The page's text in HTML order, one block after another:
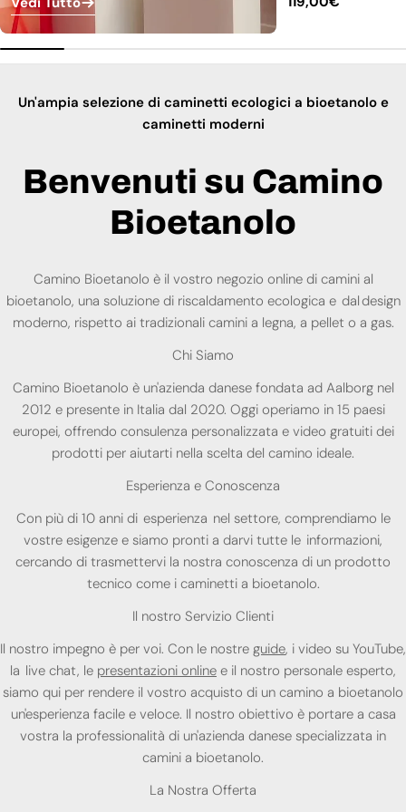
Un'ampia selezione di caminetti ecologici a bioetanolo e
caminetti moderni
Benvenuti su Camino
Bioetanolo
Camino Bioetanolo è il vostro negozio online di camini al
bioetanolo, una soluzione di riscaldamento ecologica e dal design
moderno, rispetto ai tradizionali camini a legna, a pellet o a gas.
Chi Siamo
Camino Bioetanolo è un'azienda danese fondata ad Aalborg nel
2012 e presente in Italia dal 2020. Oggi operiamo in 15 paesi
europei, offrendo consulenza personalizzata e video gratuiti dei
prodotti per aiutarti nella scelta del camino ideale.
Esperienza e Conoscenza
Con più di 10 anni di esperienza nel settore, comprendiamo le
vostre esigenze e siamo pronti a darvi tutte le informazioni,
cercando di trasmettervi la nostra conoscenza di un prodotto
tecnico come i caminetti a bioetanolo.
Il nostro Servizio Clienti
Il nostro impegno è per voi. Con le nostre guide, i video su YouTube,
la live chat, le presentazioni online e il nostro personale esperto,
siamo qui per rendere il vostro acquisto di un camino a bioetanolo
un'esperienza facile e veloce. Il nostro obiettivo è portare a casa
vostra la professionalità di un'azienda danese specializzata in
camini a bioetanolo.
La Nostra Offerta